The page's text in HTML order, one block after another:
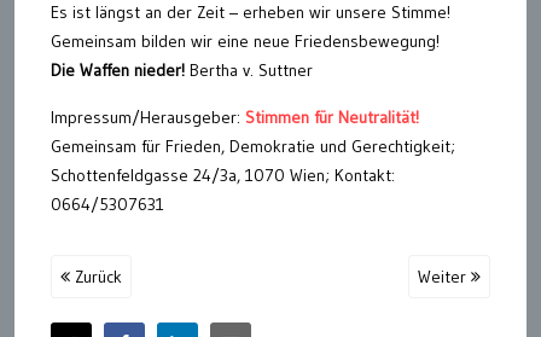
Es ist längst an der Zeit – erheben wir unsere Stimme!
Gemeinsam bilden wir eine neue Friedensbewegung!
Die Waffen nieder! Bertha v. Suttner
Impressum/Herausgeber: Stimmen für Neutralität!
Gemeinsam für Frieden, Demokratie und Gerechtigkeit;
Schottenfeldgasse 24/3a, 1070 Wien; Kontakt:
0664/5307631
Zurück Weiter